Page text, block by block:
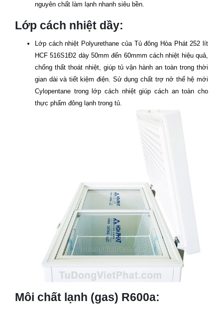
nguyên chất làm lạnh nhanh siêu bền.
Lớp cách nhiệt dầy:
Lớp cách nhiệt Polyurethane của Tủ đông Hòa Phát 252 lít
HCF 516S1Đ2 dày 50mm đến 60mmm cách nhiệt hiệu quả,
chống thất thoát nhiệt, giúp tủ vận hành an toàn trong thời
gian dài và tiết kiệm điện. Sử dụng chất trợ nở thế hệ mới
Cylopentane trong lớp cách nhiệt giúp cách an toàn cho
thực phẩm đông lạnh trong tủ.
Môi chất lạnh (gas) R600a: